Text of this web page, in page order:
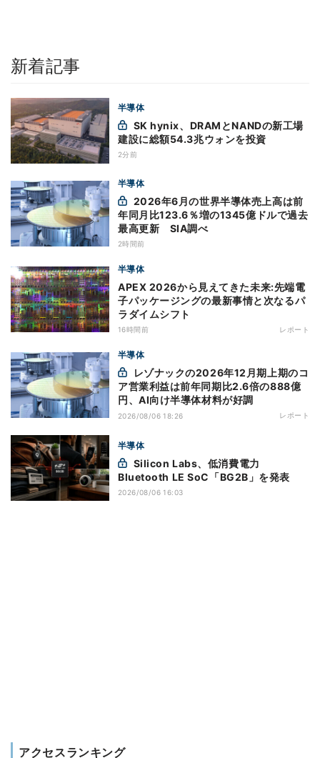
新着記事
半導体
建設に総額54.3兆ウォンを投資
2分前
半導体
年同月比123.6％増の1345億ドルで過去
最高更新 SIA調べ
2時間前
半導体
APEX 2026から見えてきた未来:先端電
子パッケージングの最新事情と次なるパ
ラダイムシフト
16時間前 レポート
半導体
ア営業利益は前年同期比2.6倍の888億
円、AI向け半導体材料が好調
2026/08/06 18:26 レポート
半導体
Bluetooth LE SoC「BG2B」を発表
2026/08/06 16:03
アクセスランキング